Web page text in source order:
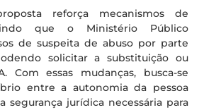
reforça mecanismos de
que o Ministério Público
de suspeita de abuso por parte
solicitar a substituição ou
Com essas mudanças, busca-se
entre a autonomia da pessoa
segurança jurídica necessária para